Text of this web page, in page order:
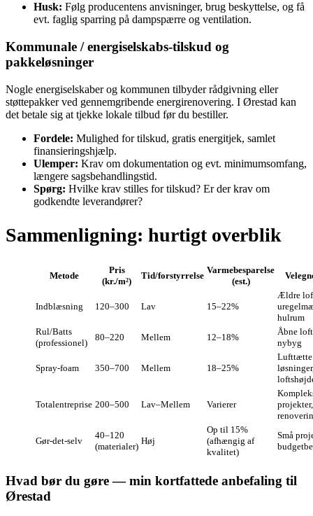
Husk: Følg producentens anvisninger, brug beskyttelse, og få
evt. faglig sparring på dampspærre og ventilation.
Kommunale / energiselskabs‑tilskud og
pakkeløsninger
Nogle energiselskaber og kommunen tilbyder rådgivning eller
støttepakker ved gennemgribende energirenovering. I Ørestad kan
det betale sig at tjekke lokale tilbud før du bestiller.
Fordele: Mulighed for tilskud, gratis energitjek, samlet
finansieringshjælp.
Ulemper: Krav om dokumentation og evt. minimumsomfang,
længere sagsbehandlingstid.
Spørg: Hvilke krav stilles for tilskud? Er der krav om
godkendte leverandører?
Sammenligning: hurtigt overblik
Metode
Pris
(kr./m²)
Tid/forstyrrelse
Varmebesparelse
(est.)
Indblæsning 120–300 Lav 15–22%
Ældre
hulrum
Rul/Batts
(professionel)
80–220 Mellem 12–18%
Åbne
nybyg
Spray‑foam 350–700 Mellem 18–25%
Lufttætte
Totalentreprise 200–500 Lav–Mellem Varierer
Gør‑det‑selv
40–120
(materialer)
Høj
Op til 15%
(afhængig af
kvalitet)
Små
Hvad bør du gøre — min kortfattede anbefaling til
Ørestad